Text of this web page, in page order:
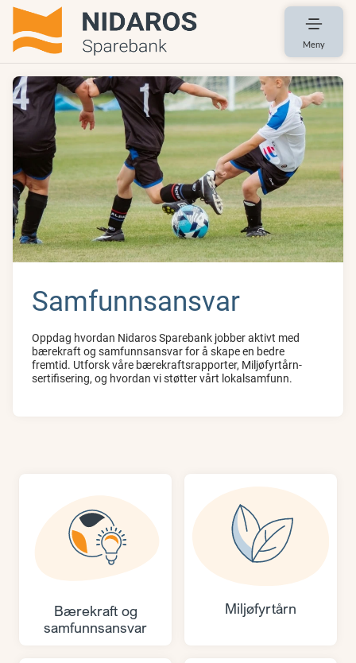
Meny
Samfunnsansvar
Oppdag hvordan Nidaros Sparebank jobber aktivt med
bærekraft og samfunnsansvar for å skape en bedre
fremtid. Utforsk våre bærekraftsrapporter, Miljøfyrtårn-
sertifisering, og hvordan vi støtter vårt lokalsamfunn.
Bærekraft og
samfunnsansvar
Miljøfyrtårn